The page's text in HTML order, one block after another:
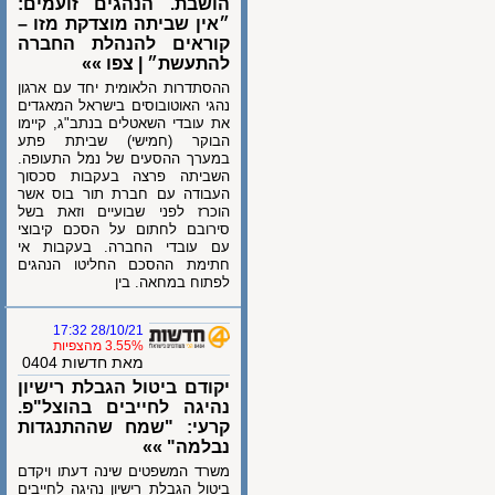
הושבת. הנהגים זועמים:
״אין שביתה מוצדקת מזו –
קוראים להנהלת החברה
להתעשת״ | צפו »»
ההסתדרות הלאומית יחד עם ארגון
נהגי האוטובוסים בישראל המאגדים
את עובדי השאטלים בנתב"ג, קיימו
הבוקר (חמישי) שביתת פתע
במערך ההסעים של נמל התעופה.
השביתה פרצה בעקבות סכסוך
העבודה עם חברת תור בוס אשר
הוכרז לפני שבועיים וזאת בשל
סירובם לחתום על הסכם קיבוצי
עם עובדי החברה. בעקבות אי
חתימת ההסכם החליטו הנהגים
לפתוח במחאה. בין
28/10/21 17:32
3.55% מהצפיות
מאת חדשות 0404
יקודם ביטול הגבלת רישיון
נהיגה לחייבים בהוצל"פ.
קרעי: "שמח שההתנגדות
נבלמה" »»
משרד המשפטים שינה דעתו ויקדם
ביטול הגבלת רישיון נהיגה לחייבים